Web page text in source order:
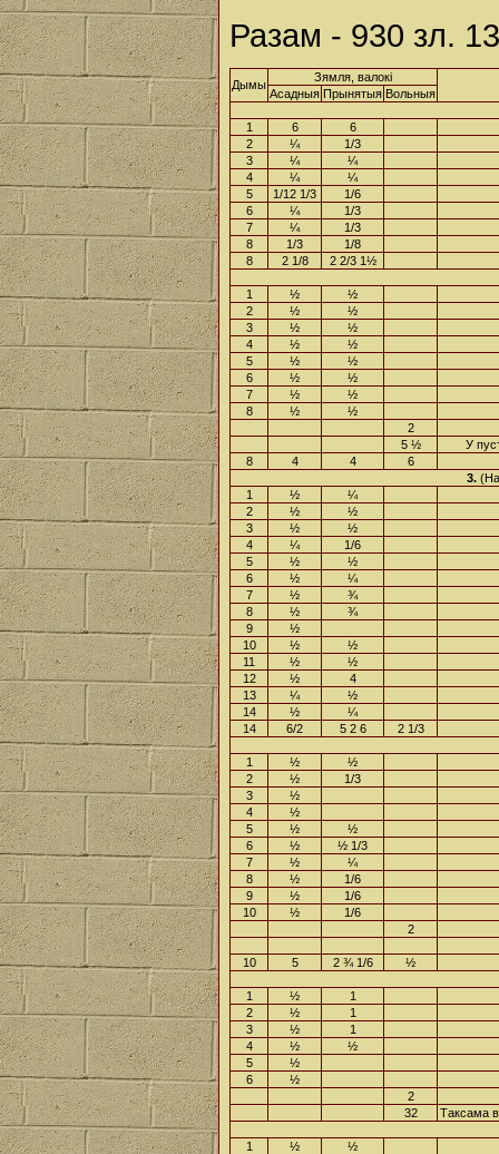
Разам - 930 зл.
Дымы
Зямля, валокі
Асадныя Прынятыя Вольныя
1 6
6
2
¼
1/3
3
¼
¼
4
¼
¼
5
1/12 1/3
1/6
6
¼
1/3
7
¼
1/3
8
1/3
1/8
8
2 1/8 2 2/3 1½
1 ½
½
2
½
½
3
½
½
4
½
½
5
½
½
6
½
½
7
½
½
8
½
½
2
5 ½
У
8
4 4
6
3.
1
½
¼
2
½
½
3
½
½
4
¼
1/6
5
½
½
6
½
¼
7
½
¾
8
½
¾
9
½
10
½
½
11
½
½
12
½
4
13
¼
½
14
½
¼
14
6/2 5 2 6 2 1/3
1 ½
½
2
½
1/3
3
½
4
½
5
½
½
6
½
½ 1/3
7
½
¼
8
½
1/6
9
½
1/6
10
½
1/6
2
10 5 2 ¾ 1/6 ½
1 ½
1
2
½
1
3
½
1
4
½
½
5
½
6
½
2
32
Таксама
1 ½
½